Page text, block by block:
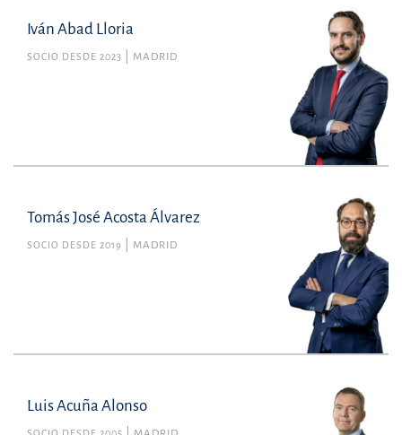
Iván Abad Lloria
SOCIO DESDE 2023 MADRID
Tomás José Acosta Álvarez
SOCIO DESDE 2019 MADRID
Luis Acuña Alonso